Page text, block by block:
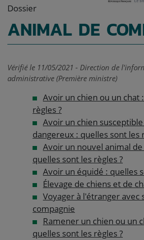
Dossier
ANIMAL DE
Vérifié le 11/05/2021 - Direction de
administrative (Première ministre)
Avoir un chien ou un chat
règles ?
Avoir un chien
dangereux : quelles sont les
Avoir un nouvel animal
quelles sont les règles ?
Avoir un équidé : quelles
Élevage de chiens et de
Voyager à l'étranger avec
compagnie
Ramener un chien ou un
quelles sont les règles ?